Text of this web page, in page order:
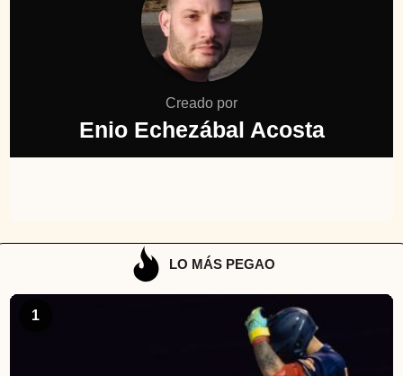
Creado por
Enio Echezábal Acosta
LO MÁS PEGAO
1